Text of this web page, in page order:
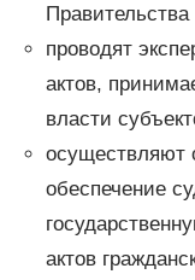
проводят
актов,
власти
осуществляют
обеспечение
актов